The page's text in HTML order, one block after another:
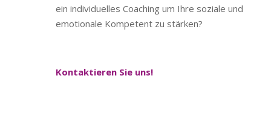
ein individuelles Coaching um Ihre soziale und
emotionale Kompetent zu stärken?
Kontaktieren Sie uns!